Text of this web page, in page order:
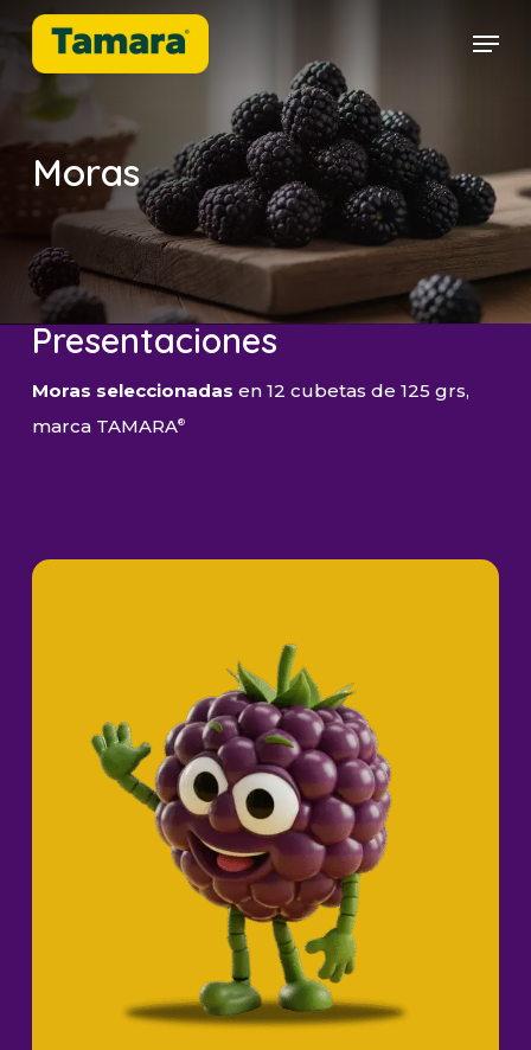
Skip
main
content
Moras
Presentaciones
Moras seleccionadas en 12 cubetas de 125 grs,
marca TAMARA®